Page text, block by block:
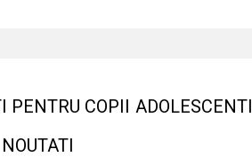
PENTRU COPII ADOLESCENTI
NOUTATI